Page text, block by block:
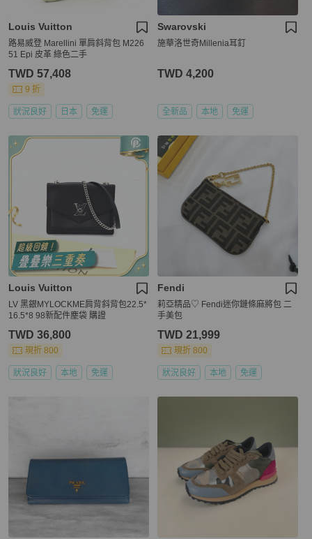
Louis Vuitton
路易威登 Marellini 單肩斜背包 M226
51 Epi 皮革 綠色二手
TWD 57,408
9 折
狀況良好 日本 免運
Swarovski
施華洛世奇Millenia耳釘
TWD 4,200
全新品 本地 免運
Louis Vuitton
LV 黑銀MYLOCKME肩背斜背包22.5*
16.5*8 98新配件塵袋 購證
TWD 36,800
現折 800
狀況良好 本地 免運
Fendi
莉亞精品♡ Fendi迷你鏈條麻將包 二
手美包
TWD 21,999
現折 800
狀況良好 本地 免運